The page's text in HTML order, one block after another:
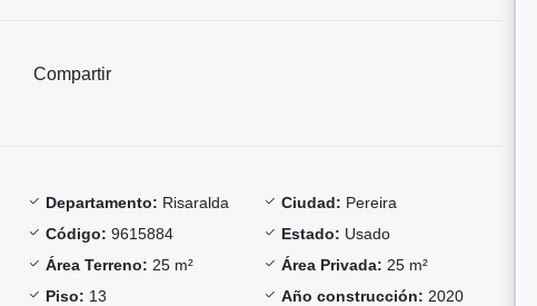
Compartir
Departamento: Risaralda Ciudad: Pereira
Código: 9615884 Estado: Usado
Área Terreno: 25 m² Área Privada: 25 m²
Piso: 13 Año construcción: 2020